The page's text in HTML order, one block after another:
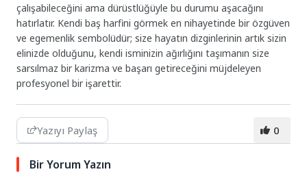
çalışabileceğini ama dürüstlüğüyle bu durumu aşacağını
hatırlatır. Kendi baş harfini görmek en nihayetinde bir özgüven
ve egemenlik sembolüdür; size hayatın dizginlerinin artık sizin
elinizde olduğunu, kendi isminizin ağırlığını taşımanın size
sarsılmaz bir karizma ve başarı getireceğini müjdeleyen
profesyonel bir işarettir.
Yazıyı Paylaş 0
Bir Yorum Yazın